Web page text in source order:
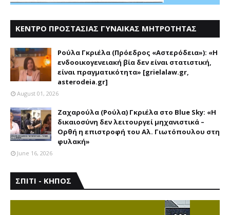
ΚΕΝΤΡΟ ΠΡΟΣΤΑΣΙΑΣ ΓΥΝΑΙΚΑΣ ΜΗΤΡΟΤΗΤΑΣ
Ρούλα Γκριέλα (Πρόεδρος «Αστερόδεια»): «Η
ενδοοικογενειακή βία δεν είναι στατιστική,
είναι πραγματικότητα» [grielalaw.gr,
asterodeia.gr]
August 01, 2026
Ζαχαρούλα (Ρούλα) Γκριέλα στο Blue Sky: «Η
δικαιοσύνη δεν λειτουργεί μηχανιστικά –
Ορθή η επιστροφή του Αλ. Γιωτόπουλου στη
φυλακή»
June 16, 2026
ΣΠΙΤΙ - ΚΗΠΟΣ